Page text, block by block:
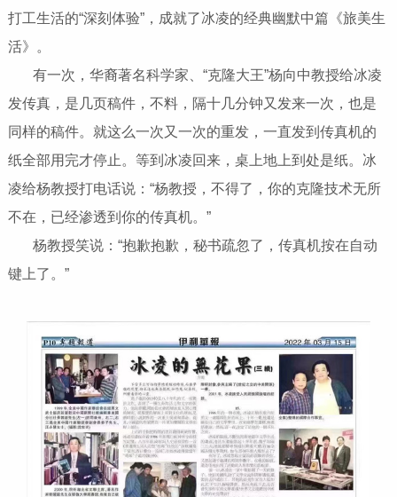
打工生活的“深刻体验”，成就了冰凌的经典幽默中篇《旅美生
活》。
有一次，华裔著名科学家、“克隆大王”杨向中教授给冰凌
发传真，是几页稿件，不料，隔十几分钟又发来一次，也是
同样的稿件。就这么一次又一次的重发，一直发到传真机的
纸全部用完才停止。等到冰凌回来，桌上地上到处是纸。冰
凌给杨教授打电话说：“杨教授，不得了，你的克隆技术无所
不在，已经渗透到你的传真机。”
杨教授笑说：“抱歉抱歉，秘书疏忽了，传真机按在自动
键上了。”